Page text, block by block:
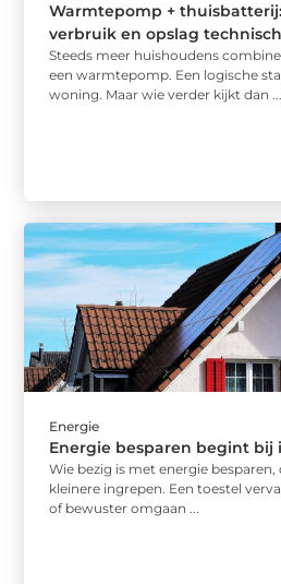
Warmtepomp +
verbruik en opslag
Steeds meer huishoudens
een warmtepomp. Een logische
woning. Maar wie verder kijkt dan ...
Energie
Energie besparen begint bij
Wie bezig is met energie besparen,
kleinere ingrepen. Een toestel
of bewuster omgaan ...